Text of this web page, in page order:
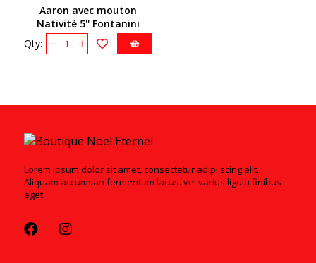
Aaron avec mouton
Nativité 5'' Fontanini
72563
Qty:
Lorem ipsum dolor sit amet, consectetur adipi scing elit.
Aliquam accumsan fermentum lacus. vel varius ligula finibus
eget.